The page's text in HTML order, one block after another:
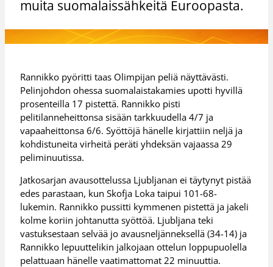
muita suomalaissähkeitä Euroopasta.
Rannikko pyöritti taas Olimpijan peliä näyttävästi.
Pelinjohdon ohessa suomalaistakamies upotti hyvillä
prosenteilla 17 pistettä. Rannikko pisti
pelitilanneheittonsa sisään tarkkuudella 4/7 ja
vapaaheittonsa 6/6. Syöttöjä hänelle kirjattiin neljä ja
kohdistuneita virheitä peräti yhdeksän vajaassa 29
peliminuutissa.
Jatkosarjan avausottelussa Ljubljanan ei täytynyt pistää
edes parastaan, kun Skofja Loka taipui 101-68-
lukemin. Rannikko pussitti kymmenen pistettä ja jakeli
kolme koriin johtanutta syöttöä. Ljubljana teki
vastuksestaan selvää jo avausneljänneksellä (34-14) ja
Rannikko lepuuttelikin jalkojaan ottelun loppupuolella
pelattuaan hänelle vaatimattomat 22 minuuttia.